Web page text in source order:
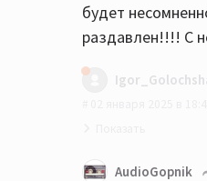
будет
раздавлен!!!! С
AudioGopnik